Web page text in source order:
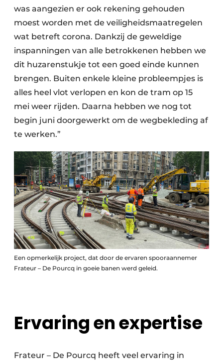
was aangezien er ook rekening gehouden
moest worden met de veiligheidsmaatregelen
wat betreft corona. Dankzij de geweldige
inspanningen van alle betrokkenen hebben we
dit huzarenstukje tot een goed einde kunnen
brengen. Buiten enkele kleine probleempjes is
alles heel vlot verlopen en kon de tram op 15
mei weer rijden. Daarna hebben we nog tot
begin juni doorgewerkt om de wegbekleding af
te werken.”
Een opmerkelijk project, dat door de ervaren spooraannemer
Frateur – De Pourcq in goeie banen werd geleid.
Ervaring en expertise
Frateur – De Pourcq heeft veel ervaring in